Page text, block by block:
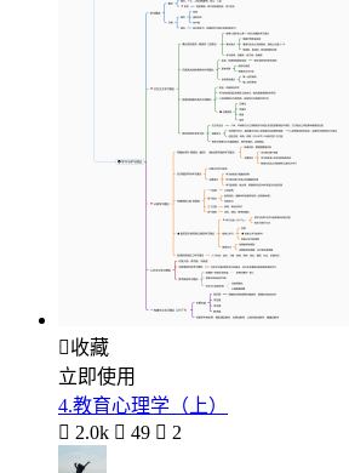
收藏
立即使用
4.教育心理学（上）
 2.0k  49  2